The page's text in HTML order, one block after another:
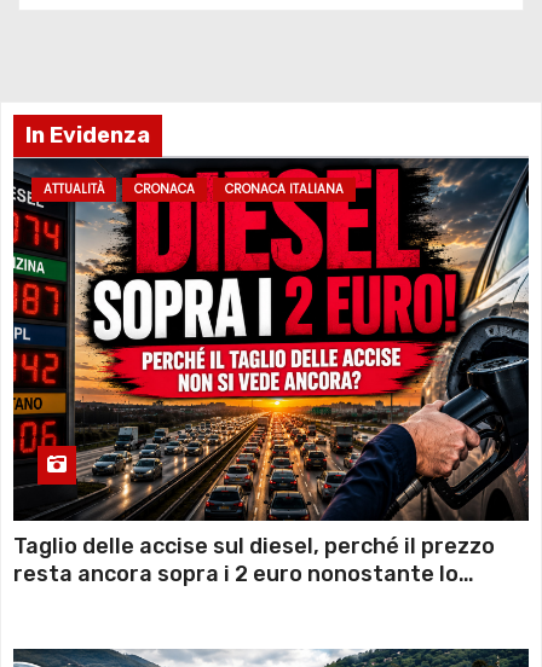
In Evidenza
ATTUALITÀ CRONACA CRONACA ITALIANA
Taglio delle accise sul diesel, perché il prezzo
resta ancora sopra i 2 euro nonostante lo